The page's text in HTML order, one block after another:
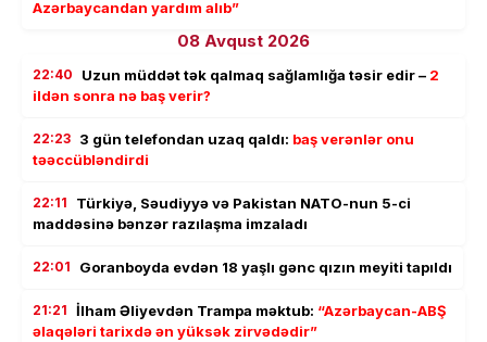
Azərbaycandan yardım alıb”
08 Avqust 2026
22:40 Uzun müddət tək qalmaq sağlamlığa təsir edir – 2
ildən sonra nə baş verir?
22:23 3 gün telefondan uzaq qaldı: baş verənlər onu
təəccübləndirdi
22:11
Türkiyə, Səudiyyə və Pakistan NATO-nun 5-ci
maddəsinə bənzər razılaşma imzaladı
22:01 Goranboyda evdən 18 yaşlı gənc qızın meyiti tapıldı
21:21 İlham Əliyevdən Trampa məktub: “Azərbaycan-ABŞ
əlaqələri tarixdə ən yüksək zirvədədir”